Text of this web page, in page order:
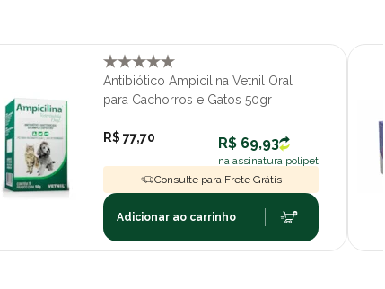
Antibiótico Ampicilina Vetnil Oral
para Cachorros e Gatos 50gr
R$ 77,70 R$ 69,93
na assinatura polipet
Consulte para Frete Grátis
Adicionar ao carrinho